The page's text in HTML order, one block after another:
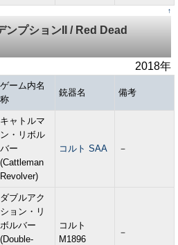
↑
ンプションII / Red Dead
2018年
ゲーム内名
称
銃器名 備考
キャトルマ
ン・リボル
バー
(Cattleman
Revolver)
コルト SAA －
ダブルアク
ション・リ
ボルバー
(Double-
コルト
M1896
－